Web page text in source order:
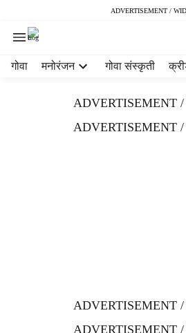
ADVERTISEMENT /
गोवा मनोरंजन गोवा संस्कृती
ADVERTISEMENT
ADVERTISEMENT
ADVERTISEMENT
ADVERTISEMENT